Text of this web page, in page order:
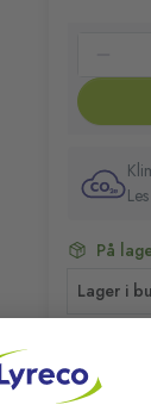
På
Lager i